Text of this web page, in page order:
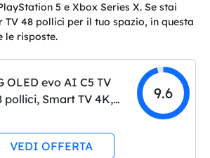
5 e Xbox Series X. Se stai
48 pollici per il tuo spazio, in questa
le risposte.
OLED evo AI C5 TV
pollici, Smart TV 4K,
con AI, Dolby
& Atmos, Gaming
9.6
VEDI OFFERTA